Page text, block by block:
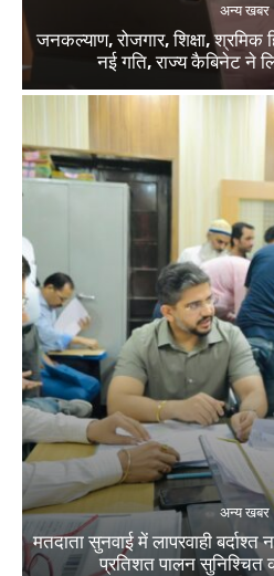
अन्य खबर
जनकल्याण, रोजगार, शिक्षा,
नई गति, राज्य कैबिनेट ने
अन्य खबर
मतदाता सुनवाई में लापरवाही
प्रतिशत पालन